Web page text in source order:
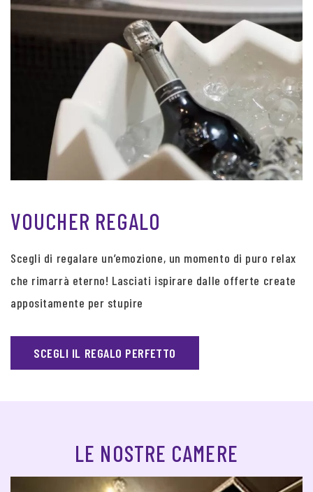
VOUCHER REGALO
Scegli di regalare un’emozione, un momento di puro relax
che rimarrà eterno! Lasciati ispirare dalle offerte create
appositamente per stupire
SCEGLI IL REGALO PERFETTO
LE NOSTRE CAMERE